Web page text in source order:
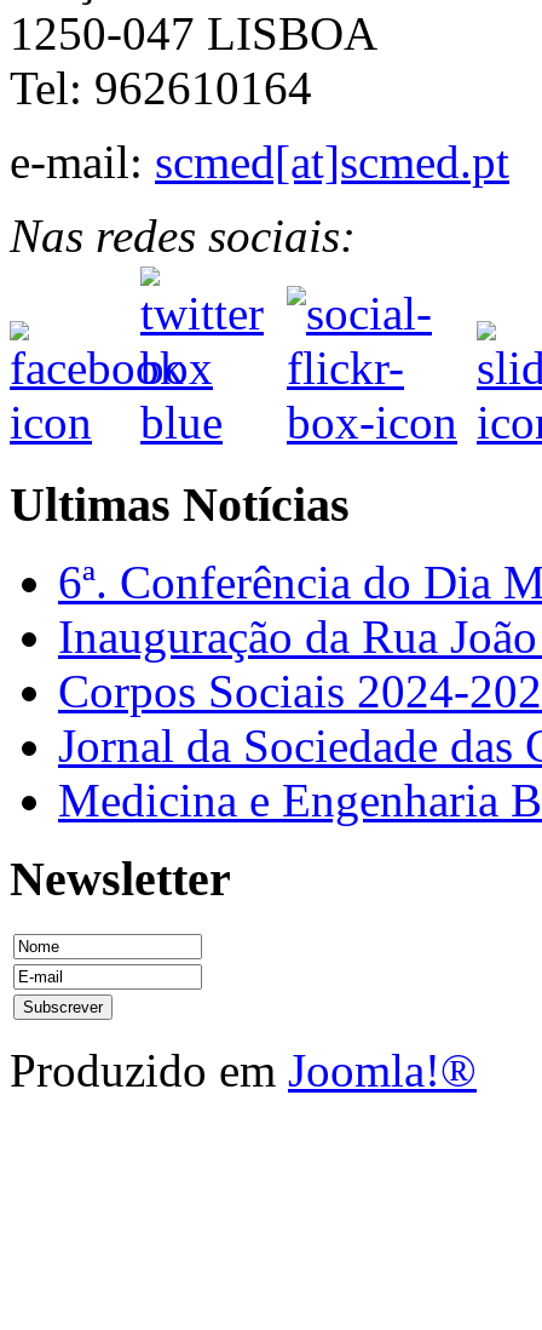
1250-047 LISBOA
Tel: 962610164
e-mail: scmed[at]scmed.pt
Nas redes sociais:
Ultimas Notícias
6ª. Conferência do Dia
Inauguração da Rua
Corpos Sociais 2024-
Jornal da Sociedade
Medicina e Engenharia
Newsletter
Produzido em Joomla!®